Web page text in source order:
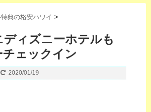
典の格安ハワイ >
ディズニーホテルも
チェックイン
2020/01/19